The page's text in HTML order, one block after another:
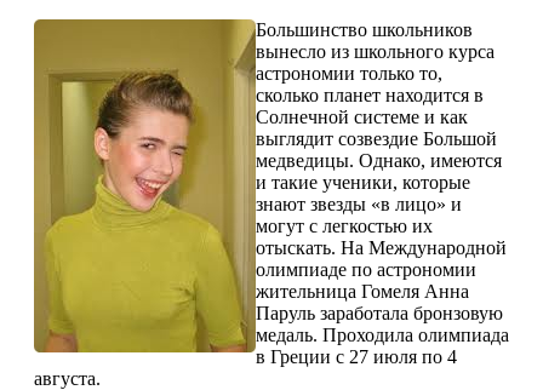
Большинство школьников
вынесло из школьного курса
астрономии только то,
сколько планет находится в
Солнечной системе и как
выглядит созвездие Большой
медведицы. Однако, имеются
и такие ученики, которые
знают звезды «в лицо» и
могут с легкостью их
отыскать. На Международной
олимпиаде по астрономии
жительница Гомеля Анна
Паруль заработала бронзовую
медаль. Проходила олимпиада
в Греции с 27 июля по 4
августа.